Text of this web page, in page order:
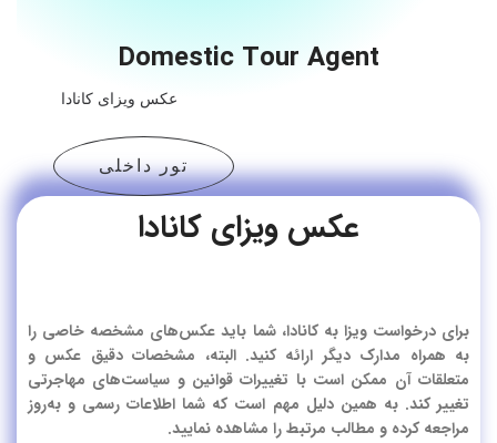
Domestic Tour Agent
عکس ویزای کانادا
تور داخلی
عکس ویزای کانادا
برای درخواست ویزا به کانادا، شما باید عکس‌های مشخصه خاصی را
به همراه مدارک دیگر ارائه کنید. البته، مشخصات دقیق عکس و
متعلقات آن ممکن است با تغییرات قوانین و سیاست‌های مهاجرتی
تغییر کند. به همین دلیل مهم است که شما اطلاعات رسمی و به‌روز
مراجعه کرده و مطالب مرتبط را مشاهده نمایید.